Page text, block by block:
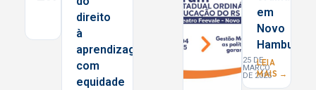
direito
à
aprendizagem
com
equidade
em
Novo
Hamburgo
25 DE
MARÇO
DE 2025
LEIA
MAIS →